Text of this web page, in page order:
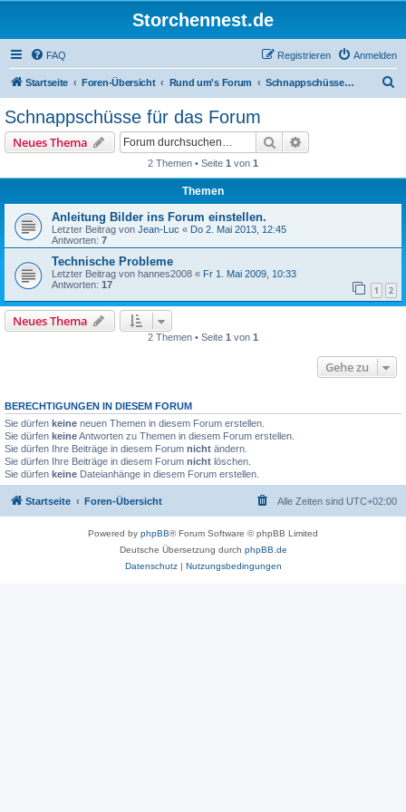
Storchennest.de
FAQ Anmelden
Registrieren
Startseite Foren-Übersicht Rund um's Forum Schnappschüsse für das Forum
Schnappschüsse für das Forum
Neues Thema Suche
2 Themen • Seite 1 von 1
Themen
Anleitung Bilder ins Forum einstellen.
Letzter Beitrag von Jean-Luc « Do 2. Mai 2013, 12:45
Antworten: 7
Technische Probleme
Letzter Beitrag von hannes2008 « Fr 1. Mai 2009, 10:33
Antworten: 17 1 2
Neues Thema
2 Themen • Seite 1 von 1
Gehe zu
BERECHTIGUNGEN IN DIESEM FORUM
Sie dürfen keine neuen Themen in diesem Forum erstellen.
Sie dürfen keineAntworten zu Themen in diesem Forum erstellen.
Sie dürfen Ihre Beiträge in diesem Forum nicht ändern.
Sie dürfen Ihre Beiträge in diesem Forum nicht löschen.
Sie dürfen keine Dateianhänge in diesem Forum erstellen.
Startseite Foren-Übersicht Alle Zeiten sind UTC+02:00
Powered by phpBB® Forum Software © phpBB Limited
Deutsche Übersetzung durch phpBB.de
Datenschutz| Nutzungsbedingungen